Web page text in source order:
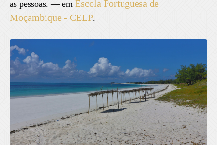
as pessoas. — em Escola Portuguesa de
Moçambique - CELP.